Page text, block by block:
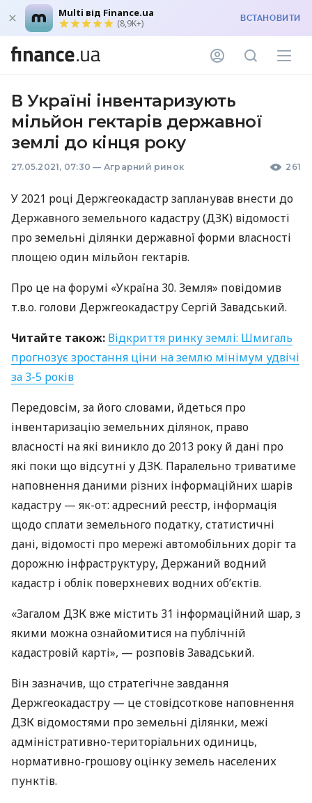
Multi від Finance.ua
(8,9K+) ВСТАНОВИТИ
В Україні інвентаризують
мільйон гектарів державної
землі до кінця року
27.05.2021, 07:30 — Аграрний ринок 261
У 2021 році Держгеокадастр запланував внести до
Державного земельного кадастру (ДЗК) відомості
про земельні ділянки державної форми власності
площею один мільйон гектарів.
Про це на форумі «Україна 30. Земля» повідомив
т.в.о. голови Держгеокадастру Сергій Завадський.
Читайте також: Відкриття ринку землі: Шмигаль
прогнозує зростання ціни на землю мінімум удвічі
за 3-5 років
Передовсім, за його словами, йдеться про
інвентаризацію земельних ділянок, право
власності на які виникло до 2013 року й дані про
які поки що відсутні уДЗК. Паралельно триватиме
наповнення даними різних інформаційних шарів
кадастру — як-от: адресний реєстр, інформація
щодо сплати земельного податку, статистичні
дані, відомості про мережі автомобільних доріг та
дорожню інфраструктуру, Держаний водний
кадастр і облік поверхневих водних об’єктів.
«Загалом ДЗК вже містить 31 інформаційний шар, з
якими можна ознайомитися на публічній
кадастровій карті», — розповів Завадський.
Він зазначив, що стратегічне завдання
Держгеокадастру — це стовідсоткове наповнення
ДЗК відомостями про земельні ділянки, межі
адміністративно-територіальних одиниць,
нормативно-грошову оцінку земель населених
пунктів.